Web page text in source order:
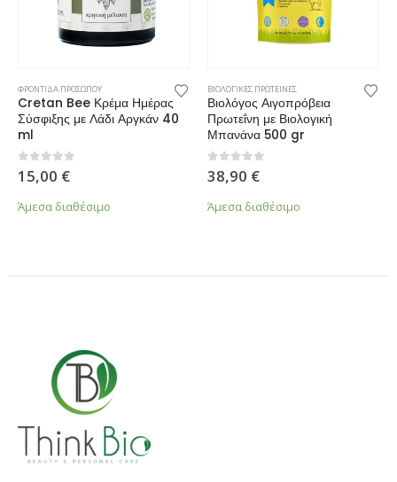
ΦΡΟΝΤΙΔΑ ΠΡΟΣΩΠΟΥ
Cretan Bee Κρέμα Ημέρας
Σύσφιξης με Λάδι Αργκάν 40
ml
0 από 5
15,00 €
Άμεσα διαθέσιμο
ΒΙΟΛΟΓΙΚΕΣ ΠΡΩΤΕΙΝΕΣ
Βιολόγος Αιγοπρόβεια
Πρωτεΐνη με Βιολογική
Μπανάνα 500 gr
0 από 5
38,90 €
Άμεσα διαθέσιμο